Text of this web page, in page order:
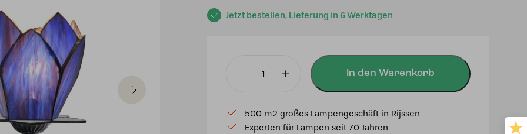
Jetzt bestellen, Lieferung in 6 Werktagen
schwarz
mit
In den Warenkorb
500 m2 großes Lampengeschäft in Rijssen
Experten für Lampen seit 70 Jahren